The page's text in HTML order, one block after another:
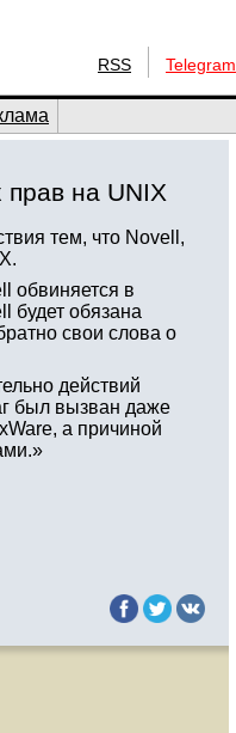
RSS Telegram
прав на UNIX
тем, что Novell,
обвиняется в
будет обязана
свои слова о
действий
был вызван даже
а причиной